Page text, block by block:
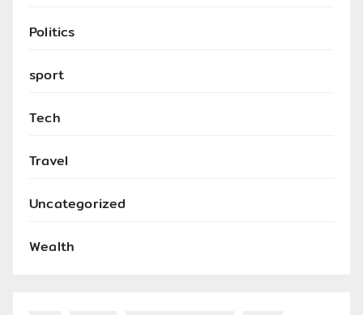
Politics
sport
Tech
Travel
Uncategorized
Wealth